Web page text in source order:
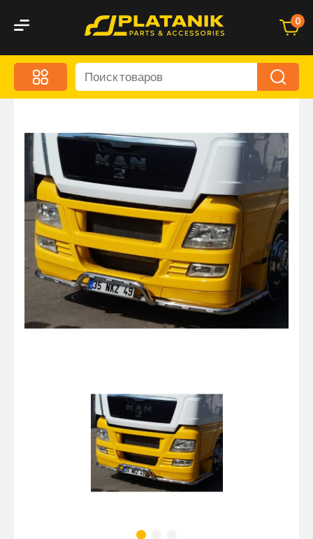
0
Меню
Акционные предложения
Дорожная кухня
Автохимия и уход
Оптика и светотехника
Брызговики
Запчасти кузова и зеркала
Малый коммерческий транспорт
Маркировочные знаки и светоотражатели
Пневматические соединения
Оснащение прицепов
Автономное отопление и
кондиционировани
Стяжные ремни и тросы